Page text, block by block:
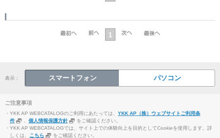
1
表示： スマートフォン パソコン
ご注意事項
・YKK AP WEBCATALOGのご利用にあたっては、 YKK AP（株）ウェブサイトご利用条
件
個人情報保護方針
をご確認ください。
・YKK AP WEBCATALOGでは、サイト上での体験向上を目的としてCookieを使用します。詳
しくは、 こちら をご確認ください。